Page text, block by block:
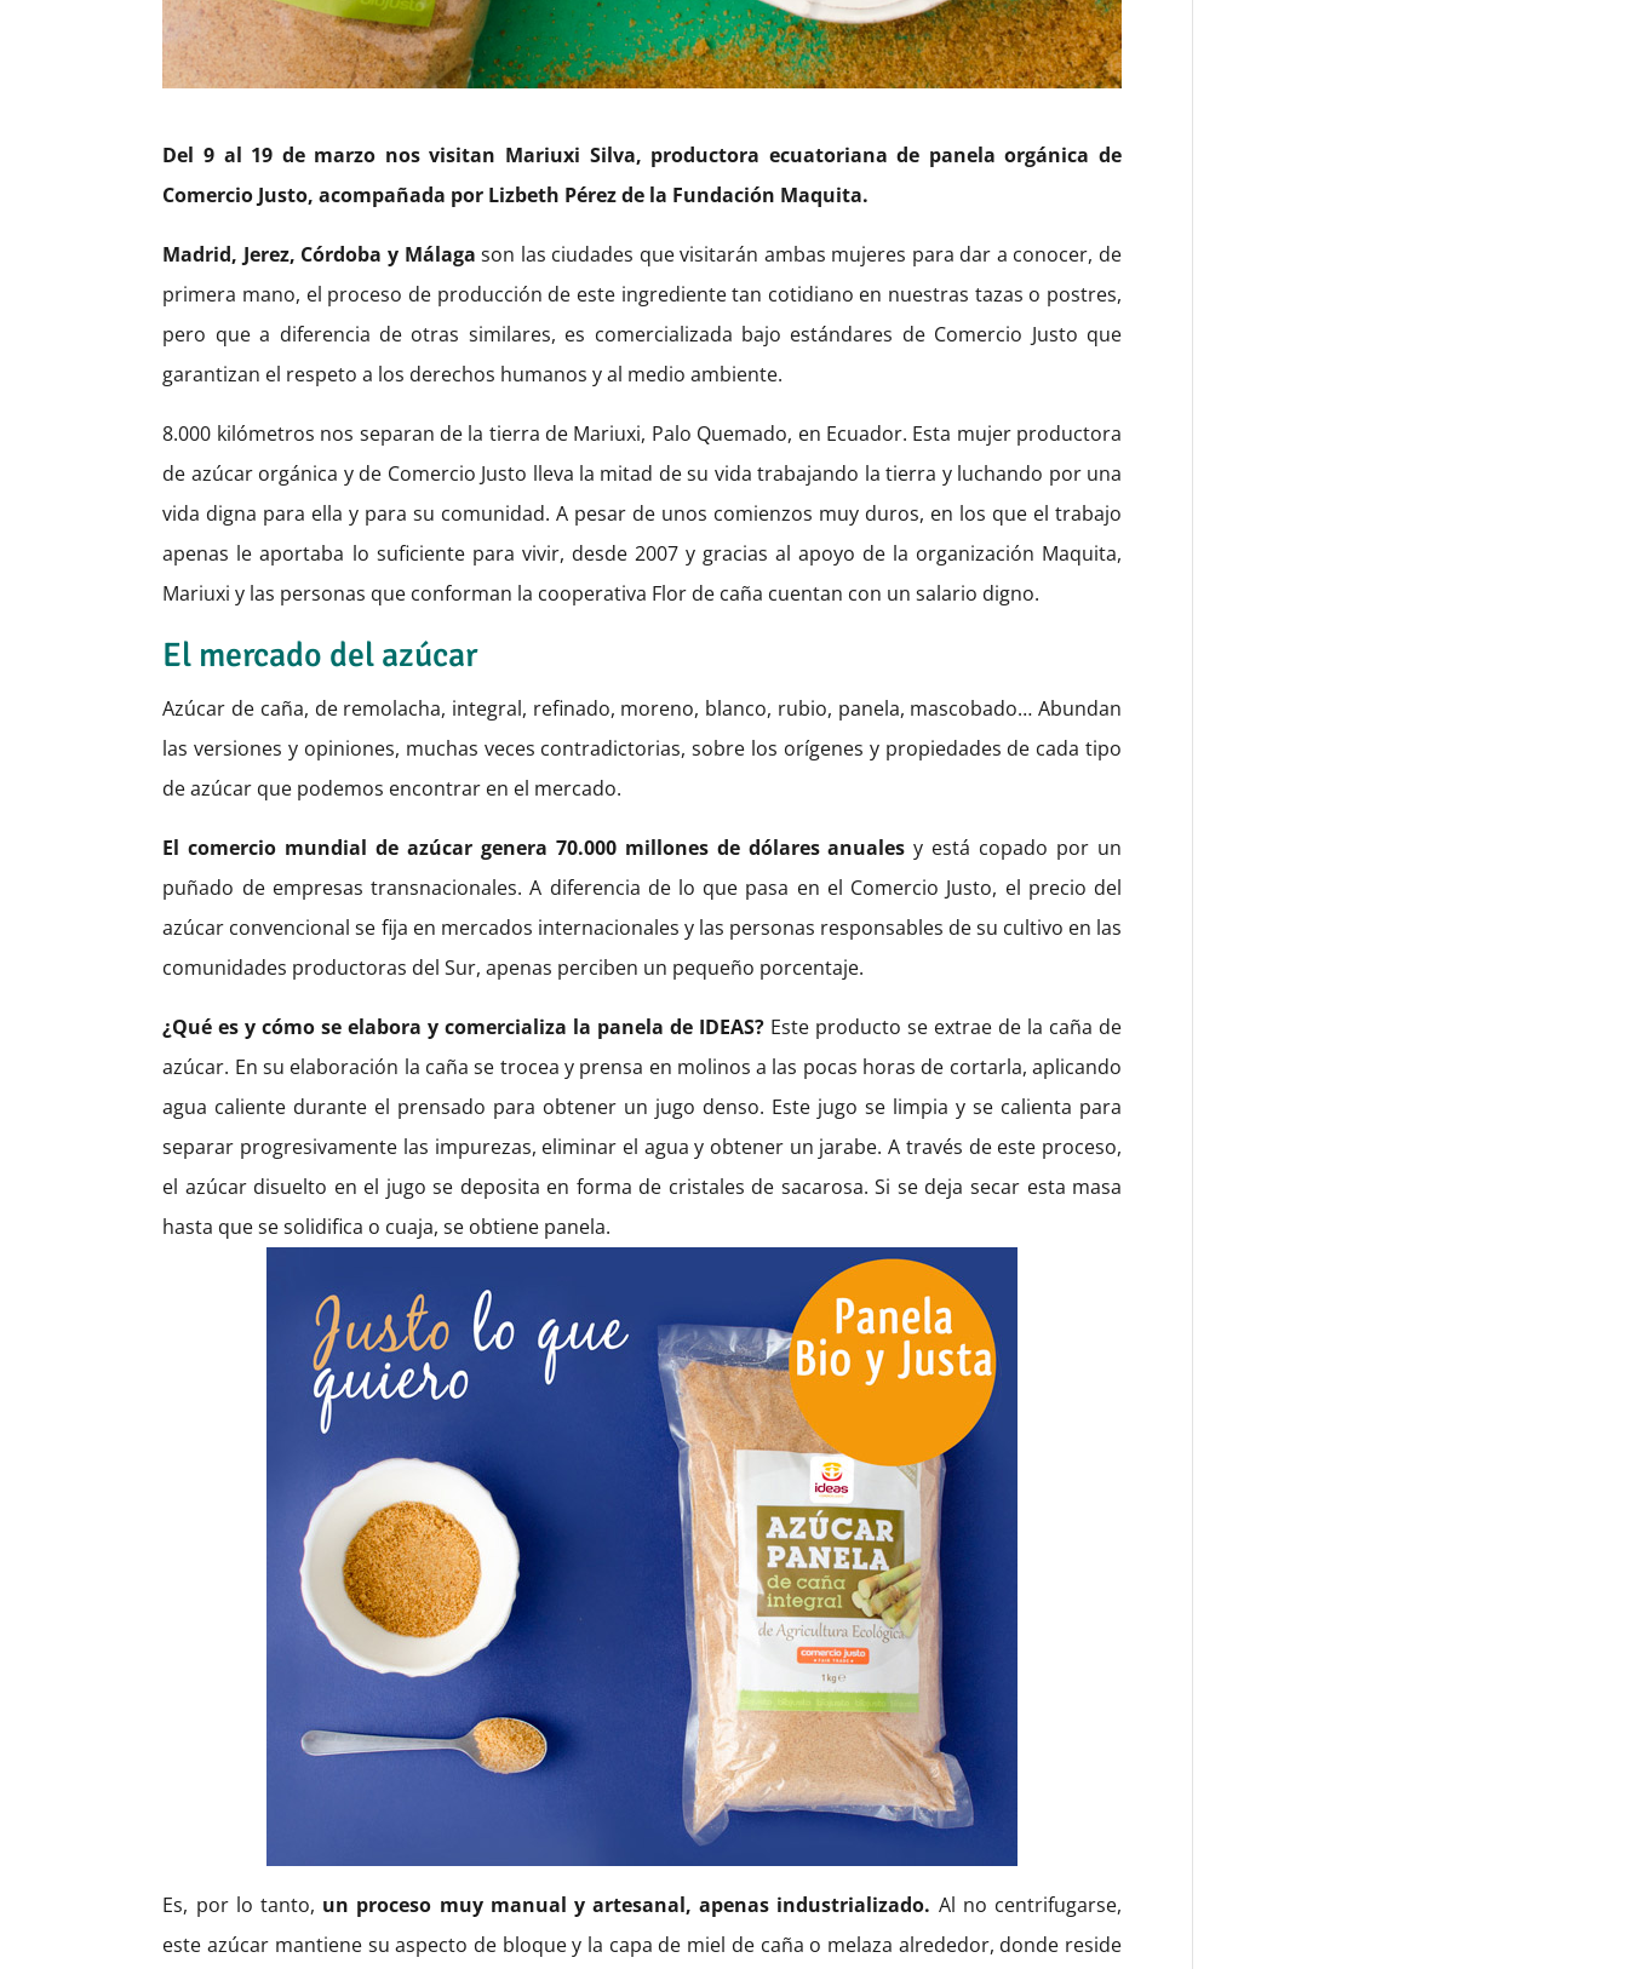
Del 9 al 19 de marzo nos visitan Mariuxi Silva, productora ecuatoriana de panela orgánica de
Comercio Justo, acompañada por Lizbeth Pérez de la Fundación Maquita.
Madrid, Jerez, Córdoba y Málaga son las ciudades que visitarán ambas mujeres para dar a conocer, de
primera mano, el proceso de producción de este ingrediente tan cotidiano en nuestras tazas o postres,
pero que a diferencia de otras similares, es comercializada bajo estándares de Comercio Justo que
garantizan el respeto a los derechos humanos y al medio ambiente.
8.000 kilómetros nos separan de la tierra de Mariuxi, Palo Quemado, en Ecuador. Esta mujer productora
de azúcar orgánica y de Comercio Justo lleva la mitad de su vida trabajando la tierra y luchando por una
vida digna para ella y para su comunidad. A pesar de unos comienzos muy duros, en los que el trabajo
apenas le aportaba lo suficiente para vivir, desde 2007 y gracias al apoyo de la organización Maquita,
Mariuxi y las personas que conforman la cooperativa Flor de caña cuentan con un salario digno.
El mercado del azúcar
Azúcar de caña, de remolacha, integral, refinado, moreno, blanco, rubio, panela, mascobado… Abundan
las versiones y opiniones, muchas veces contradictorias, sobre los orígenes y propiedades de cada tipo
de azúcar que podemos encontrar en el mercado.
El comercio mundial de azúcar genera 70.000 millones de dólares anuales y está copado por un
puñado de empresas transnacionales. A diferencia de lo que pasa en el Comercio Justo, el precio del
azúcar convencional se fija en mercados internacionales y las personas responsables de su cultivo en las
comunidades productoras del Sur, apenas perciben un pequeño porcentaje.
¿Qué es y cómo se elabora y comercializa la panela de IDEAS? Este producto se extrae de la caña de
azúcar. En su elaboración la caña se trocea y prensa en molinos a las pocas horas de cortarla, aplicando
agua caliente durante el prensado para obtener un jugo denso. Este jugo se limpia y se calienta para
separar progresivamente las impurezas, eliminar el agua y obtener un jarabe. A través de este proceso,
el azúcar disuelto en el jugo se deposita en forma de cristales de sacarosa. Si se deja secar esta masa
hasta que se solidifica o cuaja, se obtiene panela.
Es, por lo tanto, un proceso muy manual y artesanal, apenas industrializado. Al no centrifugarse,
este azúcar mantiene su aspecto de bloque y la capa de miel de caña o melaza alrededor, donde reside